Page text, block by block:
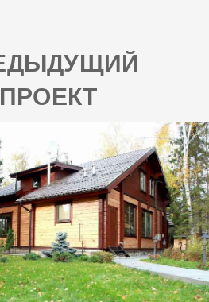
ПРОЕКТ